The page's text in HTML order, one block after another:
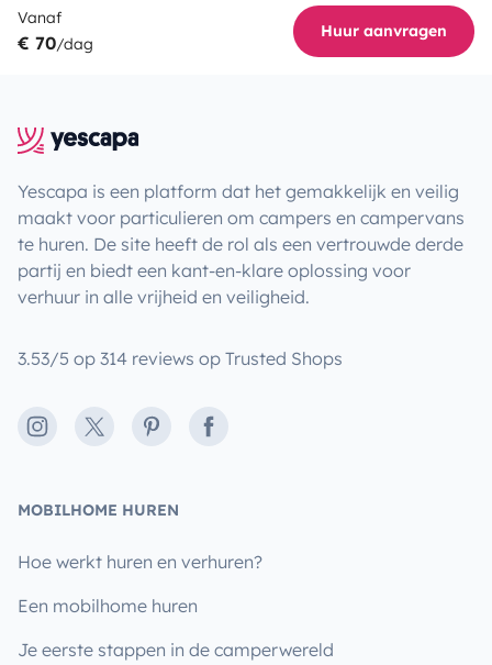
Vanaf
€ 70/dag
Huur aanvragen
Yescapa is een platform dat het gemakkelijk en veilig
maakt voor particulieren om campers en campervans
te huren. De site heeft de rol als een vertrouwde derde
partij en biedt een kant-en-klare oplossing voor
verhuur in alle vrijheid en veiligheid.
3.53/5 op 314 reviews op Trusted Shops
Instagram
X PinterestFacebook
MOBILHOME HUREN
Hoe werkt huren en verhuren?
Een mobilhome huren
Je eerste stappen in de camperwereld